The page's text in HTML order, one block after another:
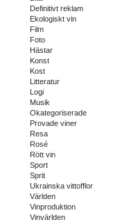
Definitivt reklam
Ekologiskt vin
Film
Foto
Hästar
Konst
Kost
Litteratur
Logi
Musik
Okategoriserade
Provade viner
Resa
Rosé
Rött vin
Sport
Sprit
Ukrainska vittofflor
Världen
Vinproduktion
Vinvärlden